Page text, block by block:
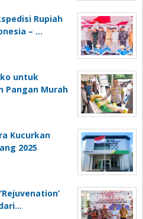
Rupiah
– …
untuk
Pangan Murah
Kucurkan
2025